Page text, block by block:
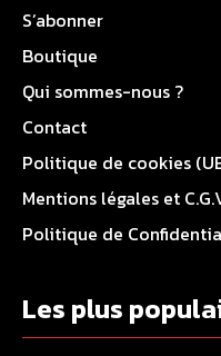
S’abonner
Boutique
Qui sommes-nous ?
Contact
Politique de cookies
Mentions légales et
Politique de
Les plus